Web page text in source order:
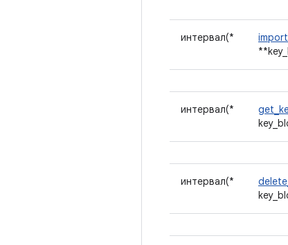
интервал(*
интервал(*
интервал(*